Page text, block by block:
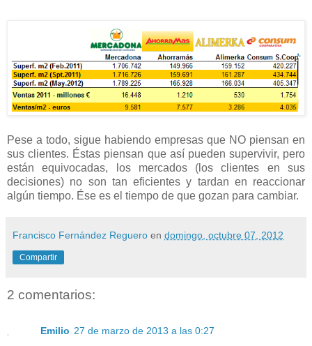
Pese a todo, sigue habiendo empresas que NO piensan en
sus clientes. Éstas piensan que así pueden supervivir, pero
están equivocadas, los mercados (los clientes en sus
decisiones) no son tan eficientes y tardan en reaccionar
algún tiempo. Ése es el tiempo de que gozan para cambiar.
Francisco Fernández Reguero en domingo, octubre 07, 2012
Compartir
2 comentarios:
Emilio 27 de marzo de 2013 a las 0:27